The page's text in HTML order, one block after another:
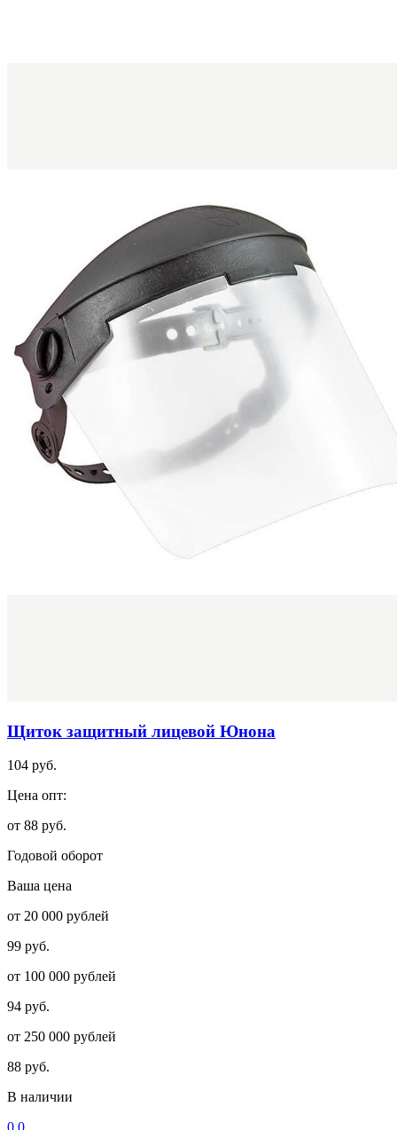
Щиток защитный лицевой Юнона
104 руб.
Цена опт:
от 88 руб.
Годовой оборот
Ваша цена
от 20 000 рублей
99 руб.
от 100 000 рублей
94 руб.
от 250 000 рублей
88 руб.
В наличии